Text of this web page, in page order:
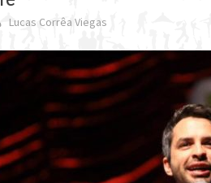
Lucas Corrêa Viegas